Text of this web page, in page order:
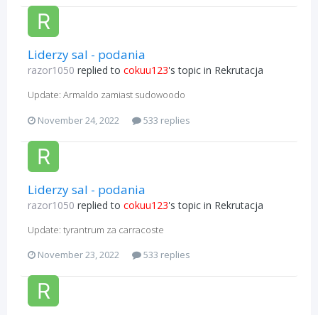
Liderzy sal - podania
razor1050 replied to cokuu123's topic in Rekrutacja
Update: Armaldo zamiast sudowoodo
November 24, 2022
533 replies
Liderzy sal - podania
razor1050 replied to cokuu123's topic in Rekrutacja
Update: tyrantrum za carracoste
November 23, 2022
533 replies